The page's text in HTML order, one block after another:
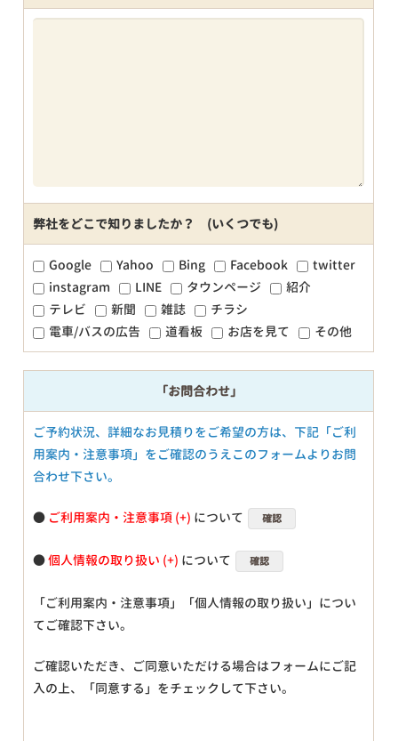
弊社をどこで知りましたか？ (いくつでも)
Google Yahoo Bing Facebook
twitter
instagram
LINE タウンページ
紹介
テレビ
新聞 雑誌
チラシ
電車/バスの広告
道看板 お店を見て その他
「お問合わせ」
ご予約状況、詳細なお見積りをご希望の方は、下記「ご利
用案内・注意事項」をご確認のうえこのフォームよりお問
合わせ下さい。
● ご利用案内・注意事項 について 確認
●個人情報の取り扱い について 確認
「ご利用案内・注意事項」「個人情報の取り扱い」につい
てご確認下さい。
ご確認いただき、ご同意いただける場合はフォームにご記
入の上、「同意する」をチェックして下さい。